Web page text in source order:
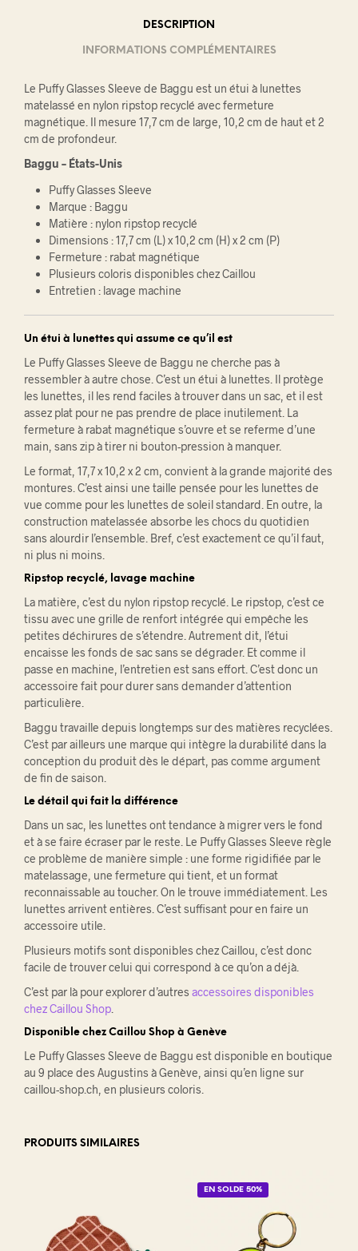
DESCRIPTION
INFORMATIONS COMPLÉMENTAIRES
Le Puffy Glasses Sleeve de Baggu est un étui à lunettes
matelassé en nylon ripstop recyclé avec fermeture
magnétique. Il mesure 17,7 cm de large, 10,2 cm de haut et 2
cm de profondeur.
Baggu – États-Unis
Puffy Glasses Sleeve
Marque : Baggu
Matière : nylon ripstop recyclé
Dimensions : 17,7 cm (L) x 10,2 cm (H) x 2 cm (P)
Fermeture : rabat magnétique
Plusieurs coloris disponibles chez Caillou
Entretien : lavage machine
Un étui à lunettes qui assume ce qu’il est
Le Puffy Glasses Sleeve de Baggu ne cherche pas à
ressembler à autre chose. C’est un étui à lunettes. Il protège
les lunettes, il les rend faciles à trouver dans un sac, et il est
assez plat pour ne pas prendre de place inutilement. La
fermeture à rabat magnétique s’ouvre et se referme d’une
main, sans zip à tirer ni bouton-pression à manquer.
Le format, 17,7 x 10,2 x 2 cm, convient à la grande majorité des
montures. C’est ainsi une taille pensée pour les lunettes de
vue comme pour les lunettes de soleil standard. En outre, la
construction matelassée absorbe les chocs du quotidien
sans alourdir l’ensemble. Bref, c’est exactement ce qu’il faut,
ni plus ni moins.
Ripstop recyclé, lavage machine
La matière, c’est du nylon ripstop recyclé. Le ripstop, c’est ce
tissu avec une grille de renfort intégrée qui empêche les
petites déchirures de s’étendre. Autrement dit, l’étui
encaisse les fonds de sac sans se dégrader. Et comme il
passe en machine, l’entretien est sans effort. C’est donc un
accessoire fait pour durer sans demander d’attention
particulière.
Baggu travaille depuis longtemps sur des matières recyclées.
C’est par ailleurs une marque qui intègre la durabilité dans la
conception du produit dès le départ, pas comme argument
de fin de saison.
Le détail qui fait la différence
Dans un sac, les lunettes ont tendance à migrer vers le fond
et à se faire écraser par le reste. Le Puffy Glasses Sleeve règle
ce problème de manière simple : une forme rigidifiée par le
matelassage, une fermeture qui tient, et un format
reconnaissable au toucher. On le trouve immédiatement. Les
lunettes arrivent entières. C’est suffisant pour en faire un
accessoire utile.
Plusieurs motifs sont disponibles chez Caillou, c’est donc
facile de trouver celui qui correspond à ce qu’on a déjà.
C’est par là pour explorer d’autres accessoires disponibles
chez Caillou Shop
Disponible chez Caillou Shop à Genève
Le Puffy Glasses Sleeve de Baggu est disponible en boutique
au 9 place des Augustins à Genève, ainsi qu’en ligne sur
caillou-shop.ch, en plusieurs coloris.
PRODUITS SIMILAIRES
EN SOLDE 50%